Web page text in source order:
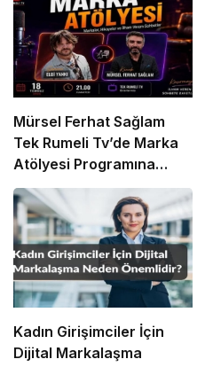
Mürsel Ferhat Sağlam
Tek Rumeli Tv’de Marka
Atölyesi Programına
Konuk Oldu
Kadın Girişimciler İçin
Dijital Markalaşma